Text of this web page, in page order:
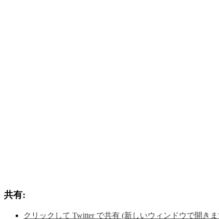
共有:
クリックして Twitter で共有 (新しいウィンドウで開き